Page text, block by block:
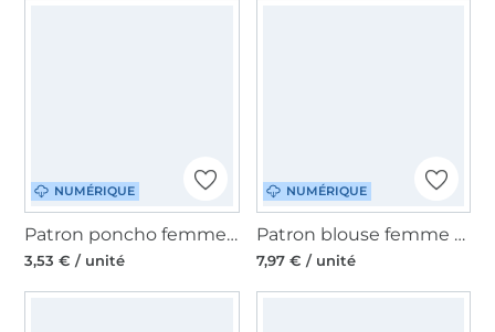
NUMÉRIQUE
Patron poncho femme pdf Sancho Erbsünde, en allemand
3,53 € / unité
NUMÉRIQUE
Patron blouse femme pdf Fabulosa Erbsünde, en allemand
7,97 € / unité